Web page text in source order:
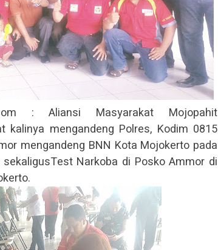
: Aliansi Masyarakat Mojopahit
kalinya mengandeng Polres, Kodim 0815
mengandeng BNN Kota Mojokerto pada
Narkoba di Posko Ammor di